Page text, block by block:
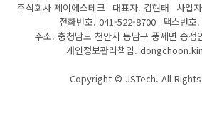
주식회사 제이에스테크 대표자. 김현태
사업
전화번호. 041-522-8700 팩스번호
주소. 충청남도 천안시 동남구 풍세면 송
개인정보관리책임.
Copyright © JSTech. All